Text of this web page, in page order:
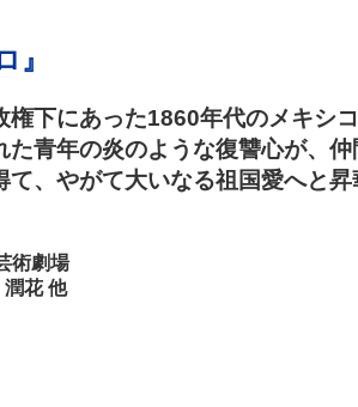
』
権下にあった1860年代のメキシ
た青年の炎のような復讐心が、
て、やがて大いなる祖国愛へと
術劇場
潤花 他